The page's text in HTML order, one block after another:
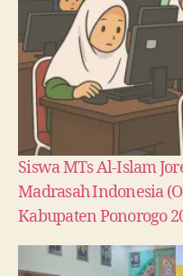
Siswa MTs Al-Islam
Madrasah Indonesia
Kabupaten Ponorogo